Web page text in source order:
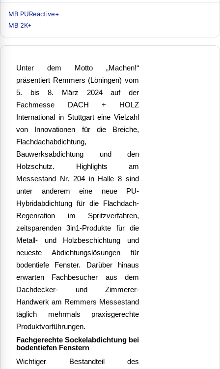
MB PUReactive+
MB 2K+
Unter dem Motto „Machen!“
präsentiert Remmers (Löningen) vom
5. bis 8. März 2024 auf der
Fachmesse DACH + HOLZ
International in Stuttgart eine Vielzahl
von Innovationen für die Breiche,
Flachdachabdichtung,
Bauwerksabdichtung und den
Holzschutz. Highlights am
Messestand Nr. 204 in Halle 8 sind
unter anderem eine neue PU-
Hybridabdichtung für die Flachdach-
Regenration im Spritzverfahren,
zeitsparenden 3in1-Produkte für die
Metall- und Holzbeschichtung und
neueste Abdichtungslösungen für
bodentiefe Fenster. Darüber hinaus
erwarten Fachbesucher aus dem
Dachdecker- und Zimmerer-
Handwerk am Remmers Messestand
täglich mehrmals praxisgerechte
Produktvorführungen.
Fachgerechte Sockelabdichtung bei
bodentiefen Fenstern
Wichtiger Bestandteil des